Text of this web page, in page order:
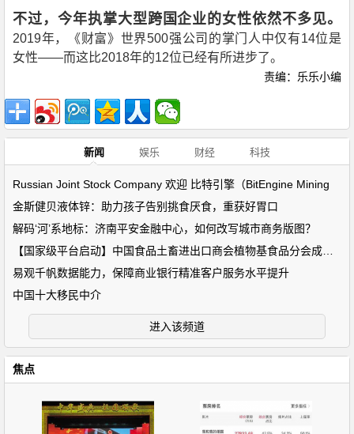
不过，今年执掌大型跨国企业的女性依然不多见。
2019年，《财富》世界500强公司的掌门人中仅有14位是
女性——而这比2018年的12位已经有所进步了。
责编：乐乐小编
新闻 娱乐 财经 科技
Russian Joint Stock Company 欢迎 比特引擎（BitEngine Mining
金斯健贝液体锌：助力孩子告别挑食厌食，重获好胃口
解码‘河’系地标：济南平安金融中心，如何改写城市商务版图？
易观千帆数据能力，保障商业银行精准客户服务水平提升
中国十大移民中介
进入该频道
焦点